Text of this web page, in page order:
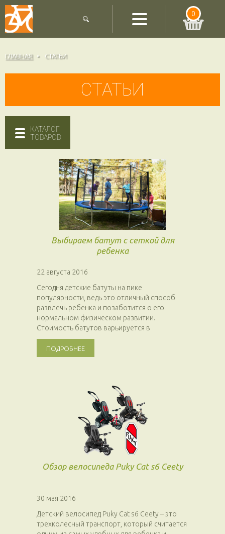
0
ГЛАВНАЯ СТАТЬИ
СТАТЬИ
КАТАЛОГ
ТОВАРОВ
Выбираем батут с сеткой для
ребенка
22 августа 2016
Сегодня детские батуты на пике
популярности, ведь это отличный способ
развлечь ребенка и позаботится о его
нормальном физическом развитии.
Стоимость батутов варьируется в
достаточно больших...
ПОДРОБНЕЕ
Обзор велосипеда Puky Cat s6 Ceety
30 мая 2016
Детский велосипед Puky Cat s6 Ceety – это
трехколесный транспорт, который считается